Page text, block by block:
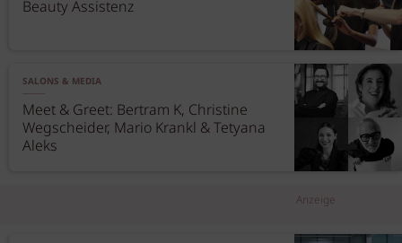
Beauty Assistenz
SALONS & MEDIA
Meet & Greet: Bertram K, Christine
Wegscheider, Mario Krankl & Tetyana
Aleks
Anzeige